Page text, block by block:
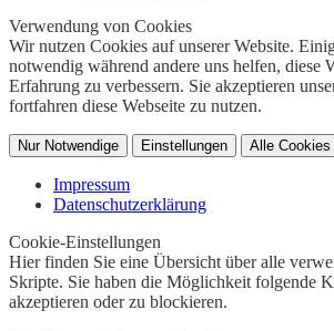
Verwendung von Cookies
Wir nutzen Cookies auf unserer Website.
notwendig während andere uns helfen, diese
Erfahrung zu verbessern. Sie akzeptieren
fortfahren diese Webseite zu nutzen.
Nur Notwendige Einstellungen Alle
Impressum
Datenschutzerklärung
Cookie-Einstellungen
Hier finden Sie eine Übersicht über alle
Skripte. Sie haben die Möglichkeit folgende
akzeptieren oder zu blockieren.